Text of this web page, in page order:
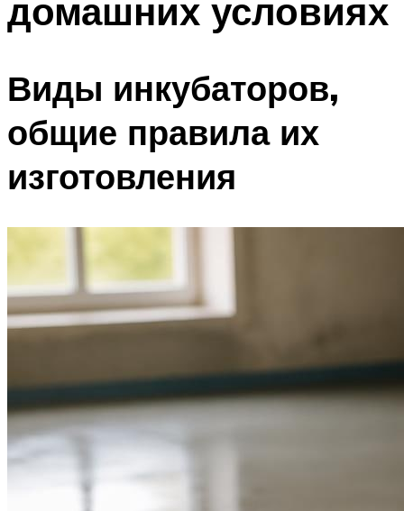
домашних условиях
Виды инкубаторов,
общие правила их
изготовления